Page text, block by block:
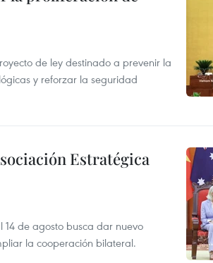
de ley destinado a prevenir la
y reforzar la seguridad
Estratégica
14 de agosto busca dar nuevo
la cooperación bilateral.